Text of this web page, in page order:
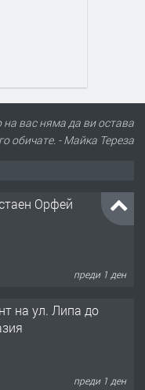
на вас няма да ви остава
обичате. - Майка Тереза
Орфей
преди 1 ден
на ул. Липа до
преди 1 ден